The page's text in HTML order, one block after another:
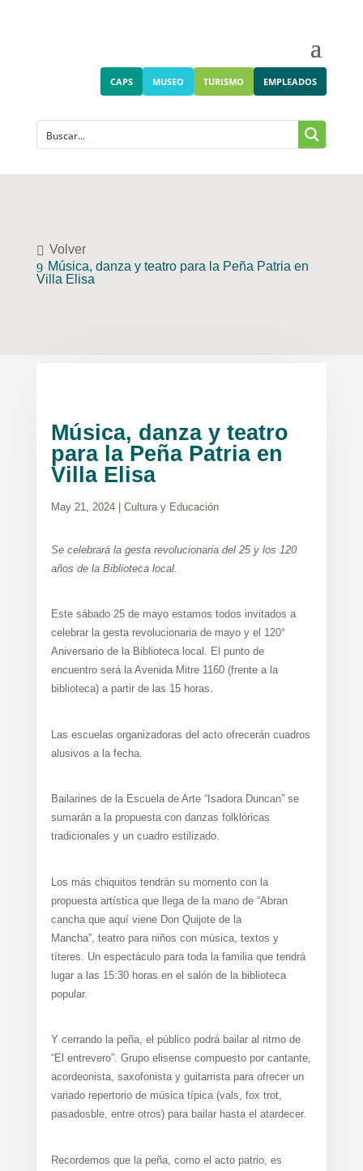
CAPS MUSEO TURISMO EMPLEADOS
Volver
Música, danza y teatro para la Peña Patria en
Villa Elisa
Música, danza y teatro
para la Peña Patria en
Villa Elisa
May 21, 2024| Cultura y Educación
Se celebrará la gesta revolucionaria del 25 y los 120
años de la Biblioteca local.
Este sábado 25 de mayo estamos todos invitados a
celebrar la gesta revolucionaria de mayo y el 120°
Aniversario de la Biblioteca local. El punto de
encuentro será la Avenida Mitre 1160 (frente a la
biblioteca) a partir de las 15 horas.
Las escuelas organizadoras del acto ofrecerán cuadros
alusivos a la fecha.
Bailarines de la Escuela de Arte “Isadora Duncan” se
sumarán a la propuesta con danzas folklóricas
tradicionales y un cuadro estilizado.
Los más chiquitos tendrán su momento con la
propuesta artística que llega de la mano de “Abran
cancha que aquí viene Don Quijote de la
Mancha”, teatro para niños con música, textos y
títeres. Un espectáculo para toda la familia que tendrá
lugar a las 15:30 horas en el salón de la biblioteca
popular.
Y cerrando la peña, el público podrá bailar al ritmo de
“El entrevero”. Grupo elisense compuesto por cantante,
acordeonista, saxofonista y guitarrista para ofrecer un
variado repertorio de música típica (vals, fox trot,
pasadosble, entre otros) para bailar hasta el atardecer.
Recordemos que la peña, como el acto patrio, es